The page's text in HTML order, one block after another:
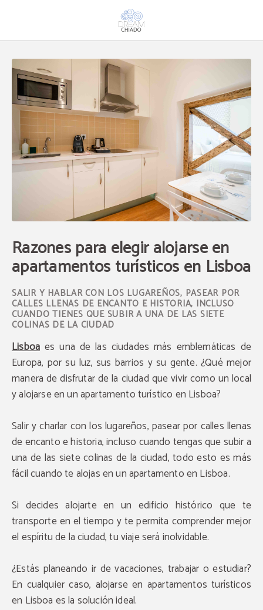
Razones para elegir alojarse en
apartamentos turísticos en Lisboa
SALIR Y HABLAR CON LOS LUGAREÑOS, PASEAR POR
CALLES LLENAS DE ENCANTO E HISTORIA, INCLUSO
CUANDO TIENES QUE SUBIR A UNA DE LAS SIETE
COLINAS DE LA CIUDAD
Lisboa es una de las ciudades más emblemáticas de
Europa, por su luz, sus barrios y su gente. ¿Qué mejor
manera de disfrutar de la ciudad que vivir como un local
y alojarse en un apartamento turístico en Lisboa?
Salir y charlar con los lugareños, pasear por calles llenas
de encanto e historia, incluso cuando tengas que subir a
una de las siete colinas de la ciudad, todo esto es más
fácil cuando te alojas en un apartamento en Lisboa.
Si decides alojarte en un edificio histórico que te
transporte en el tiempo y te permita comprender mejor
el espíritu de la ciudad, tu viaje será inolvidable.
¿Estás planeando ir de vacaciones, trabajar o estudiar?
En cualquier caso, alojarse en apartamentos turísticos
en Lisboa es la solución ideal.